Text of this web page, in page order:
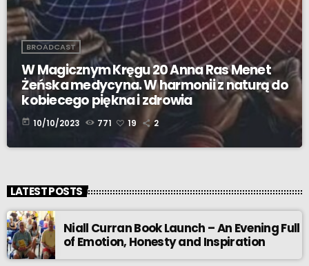
BROADCAST
W Magicznym Kręgu 20 Anna Ras Menet
Żeńska medycyna. W harmonii z naturą do
kobiecego piękna i zdrowia
today 10/10/2023 771 19 2
LATEST POSTS
Niall Curran Book Launch – An Evening Full
of Emotion, Honesty and Inspiration